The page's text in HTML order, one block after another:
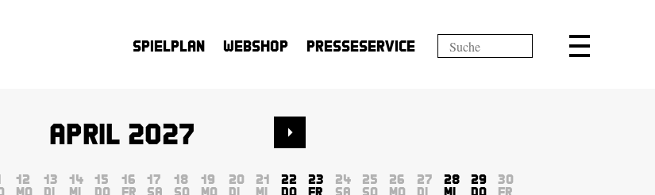
Spielplan Webshop Presseservice
April 2027
12
Mo
13
Di
14
Mi
15
Do
16
Fr
17
Sa
18
So
19
Mo
20
Di
21
Mi
22
Do
23
Fr
24
Sa
25
So
26
Mo
27
Di
28
Mi
29
Do
30
Fr